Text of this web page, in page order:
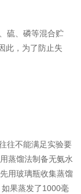
硫、磷等混合贮
此，为了防止失
往不能满足实验要
蒸馏法制备无氨水
用玻璃瓶收集蒸馏
果蒸发了1000毫